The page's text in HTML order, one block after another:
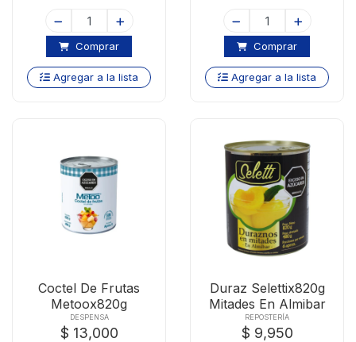
Comprar
Agregar a la lista
Comprar
Agregar a la lista
Coctel De Frutas
Metoox820g
DESPENSA
$ 13,000
Duraz Selettix820g
Mitades En Almibar
REPOSTERÍA
$ 9,950